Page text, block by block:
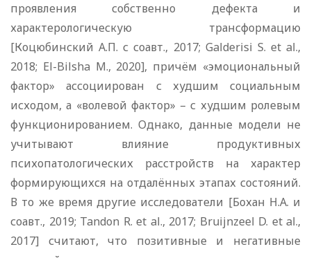
проявления собственно дефекта и
характерологическую трансформацию
[Коцюбинский А.П. с соавт., 2017; Galderisi S. et al.,
2018; El-Bilsha M., 2020], причём «эмоциональный
фактор» ассоциирован с худшим социальным
исходом, а «волевой фактор» – с худшим ролевым
функционированием. Однако, данные модели не
учитывают влияние продуктивных
психопатологических расстройств на характер
формирующихся на отдалённых этапах состояний.
В то же время другие исследователи [Бохан Н.А. и
соавт., 2019; Tandon R. et al., 2017; Bruijnzeel D. et al.,
2017] считают, что позитивные и негативные